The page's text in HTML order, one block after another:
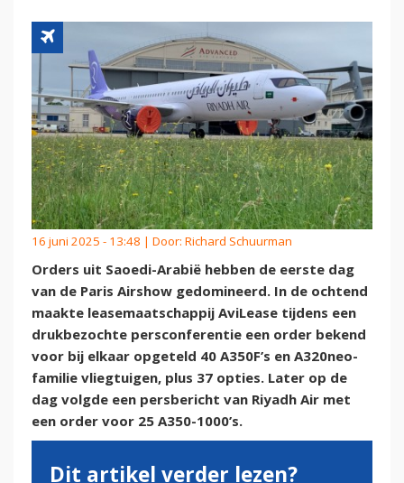
16 juni 2025 - 13:48 | Door: Richard Schuurman
Orders uit Saoedi-Arabië hebben de eerste dag
van de Paris Airshow gedomineerd. In de ochtend
maakte leasemaatschappij AviLease tijdens een
drukbezochte persconferentie een order bekend
voor bij elkaar opgeteld 40 A350F’s en A320neo-
familie vliegtuigen, plus 37 opties. Later op de
dag volgde een persbericht van Riyadh Air met
een order voor 25 A350-1000’s.
Dit artikel verder lezen?